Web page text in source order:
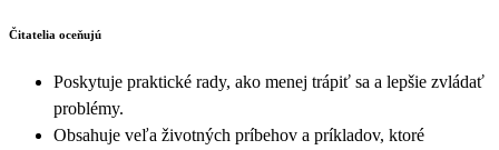
Čitatelia oceňujú
Poskytuje praktické rady, ako menej trápiť sa a lepšie zvládať
problémy.
Obsahuje veľa životných príbehov a príkladov, ktoré